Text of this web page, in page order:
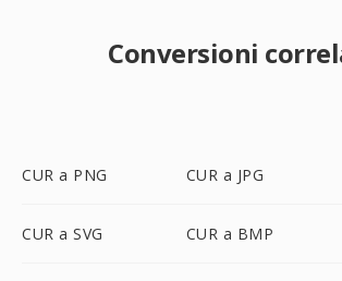
Conversioni
CUR a PNG CUR a JPG
CUR a SVG CUR a BMP